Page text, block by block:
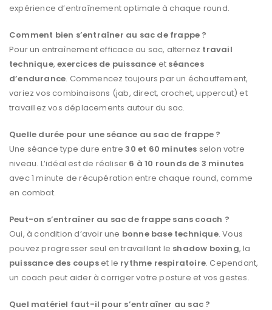
expérience d’entraînement optimale à chaque round.
Comment bien s’entraîner au sac de frappe ?
Pour un entraînement efficace au sac, alternez travail
technique,exercices de puissance et séances
d’endurance. Commencez toujours par un échauffement,
variez vos combinaisons (jab, direct, crochet, uppercut) et
travaillez vos déplacements autour du sac.
Quelle durée pour une séance au sac de frappe ?
Une séance type dure entre30 et 60 minutes selon votre
niveau. L’idéal est de réaliser 6 à 10 rounds de 3 minutes
avec 1 minute de récupération entre chaque round, comme
en combat.
Peut-on s’entraîner au sac de frappe sans coach ?
Oui, à condition d’avoir une bonne base technique. Vous
pouvez progresser seul en travaillant le shadow boxing, la
puissance des coupset le rythme respiratoire. Cependant,
un coach peut aider à corriger votre posture et vos gestes.
Quel matériel faut-il pour s’entraîner au sac ?